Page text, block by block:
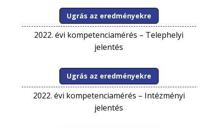
Ugrás az eredményekre
2022. évi kompetenciamérés – Telephelyi
jelentés
Ugrás az eredményekre
2022. évi kompetenciamérés – Intézményi
jelentés